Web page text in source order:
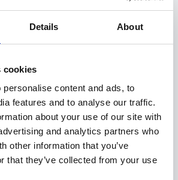
Details About
cookies
content and ads, to
features and to analyse our traffic.
about your use of our site with
and analytics partners who
other information that you’ve
that they’ve collected from your use
Preise